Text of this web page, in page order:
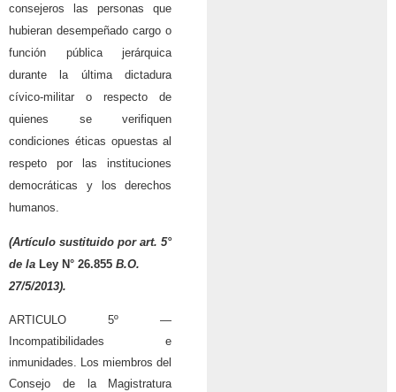
consejeros las personas que
hubieran desempeñado cargo o
función pública jerárquica
durante la última dictadura
cívico-militar o respecto de
quienes se verifiquen
condiciones éticas opuestas al
respeto por las instituciones
democráticas y los derechos
humanos.
(Artículo sustituido por art. 5°
de la Ley N° 26.855 B.O.
27/5/2013).
ARTICULO 5º —
Incompatibilidades e
inmunidades. Los miembros del
Consejo de la Magistratura